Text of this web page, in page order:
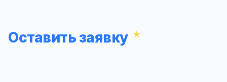
Оставить заявку